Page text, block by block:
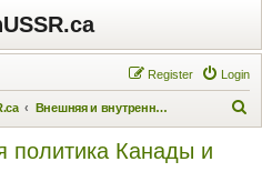
Login
Register
Внешняя и внутренняя политика Канады и других стран
политика Канады и